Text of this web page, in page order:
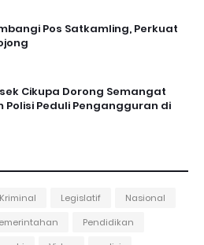
Pos Satkamling, Perkuat
Cikupa Dorong Semangat
Polisi Peduli Pengangguran di
Kriminal Legislatif
Nasional
Pendidikan